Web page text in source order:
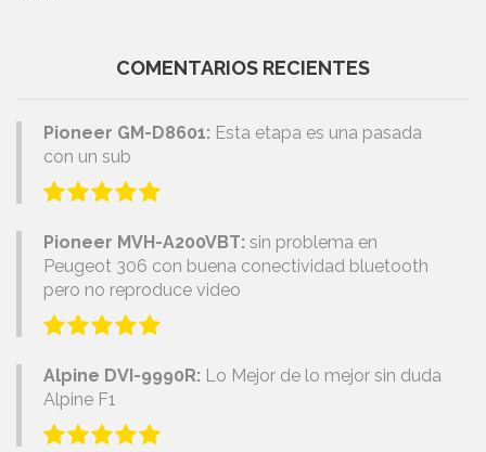
COMENTARIOS RECIENTES
Pioneer GM-D8601: Esta etapa es una pasada
con un sub
Pioneer MVH-A200VBT: sin problema en
Peugeot 306 con buena conectividad bluetooth
pero no reproduce video
Alpine DVI-9990R: Lo Mejor de lo mejor sin duda
Alpine F1